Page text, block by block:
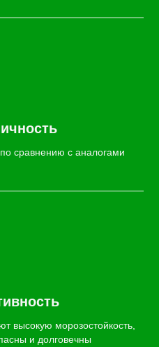
сравнению с аналогами
высокую морозостойкость,
и долговечны